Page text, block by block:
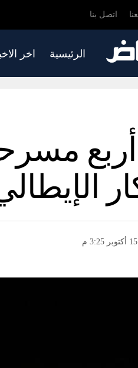
اتصل بنا
الرئيسية اخر